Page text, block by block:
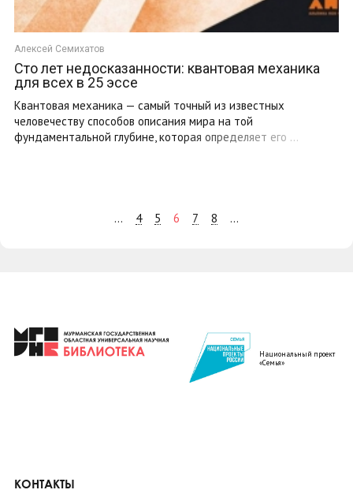
Алексей Семихатов
Сто лет недосказанности: квантовая механика
для всех в 25 эссе
Квантовая механика — самый точный из известных
человечеству способов описания мира на той
фундаментальной глубине, которая определяет его ...
... 4 5 6 7 8 ...
Национальный проект
«Семья»
КОНТАКТЫ